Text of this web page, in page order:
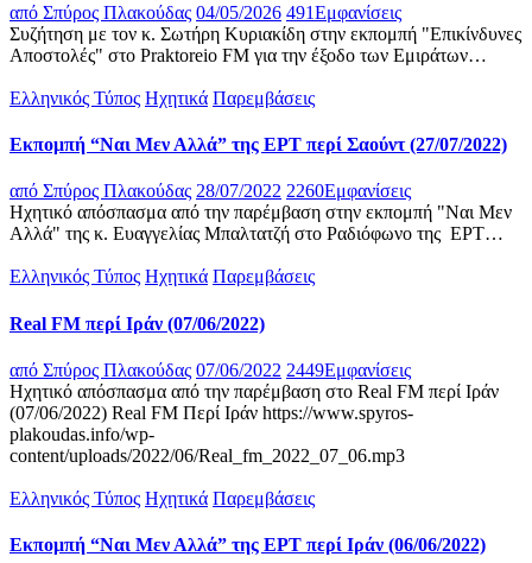
από Σπύρος Πλακούδας 04/05/2026 491Εμφανίσεις
Συζήτηση με τον κ. Σωτήρη Κυριακίδη στην εκπομπή "Επικίνδυνες
Αποστολές" στο Praktoreio FM για την έξοδο των Εμιράτων…
Ελληνικός Τύπος Ηχητικά Παρεμβάσεις
Εκπομπή “Ναι Μεν Αλλά” της ΕΡΤ περί Σαούντ (27/07/2022)
από Σπύρος Πλακούδας 28/07/2022 2260Εμφανίσεις
Ηχητικό απόσπασμα από την παρέμβαση στην εκπομπή "Ναι Μεν
Αλλά" της κ. Ευαγγελίας Μπαλτατζή στο Ραδιόφωνο της ΕΡΤ…
Ελληνικός Τύπος Ηχητικά Παρεμβάσεις
Real FM περί Ιράν (07/06/2022)
από Σπύρος Πλακούδας 07/06/2022 2449Εμφανίσεις
Ηχητικό απόσπασμα από την παρέμβαση στο Real FM περί Ιράν
(07/06/2022) Real FM Περί Ιράν https://www.spyros-
plakoudas.info/wp-
content/uploads/2022/06/Real_fm_2022_07_06.mp3
Ελληνικός Τύπος Ηχητικά Παρεμβάσεις
Εκπομπή “Ναι Μεν Αλλά” της ΕΡΤ περί Ιράν (06/06/2022)